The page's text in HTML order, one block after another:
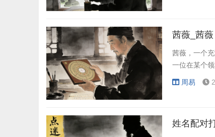
茜薇_茜
茜薇，一个
一位在某个
周易
姓名配对